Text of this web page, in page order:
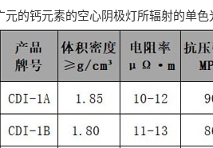
元的钙元素的空心阴极灯所辐射的单